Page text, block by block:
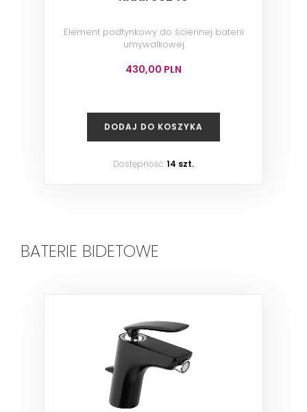
Element podtynkowy do ściennej baterii
umywalkowej
430,00 PLN
DODAJ DO KOSZYKA
Dostępność:14 szt.
BATERIE BIDETOWE